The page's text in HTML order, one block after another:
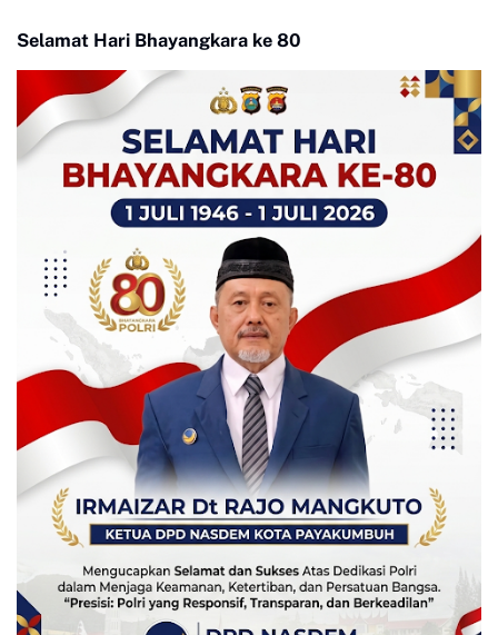
Selamat Hari Bhayangkara ke 80